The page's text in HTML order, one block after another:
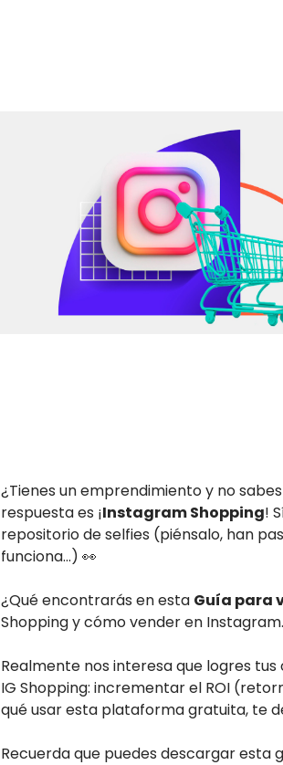
¿Tienes un emprendimiento y no
respuesta es ¡Instagram Shopping!
repositorio de selfies (piénsalo, han
funciona...) 👀
¿Qué encontrarás en esta Guía para
Shopping y cómo vender en
Realmente nos interesa que logres
IG Shopping: incrementar el ROI
qué usar esta plataforma gratuita, te
Recuerda que puedes descargar esta